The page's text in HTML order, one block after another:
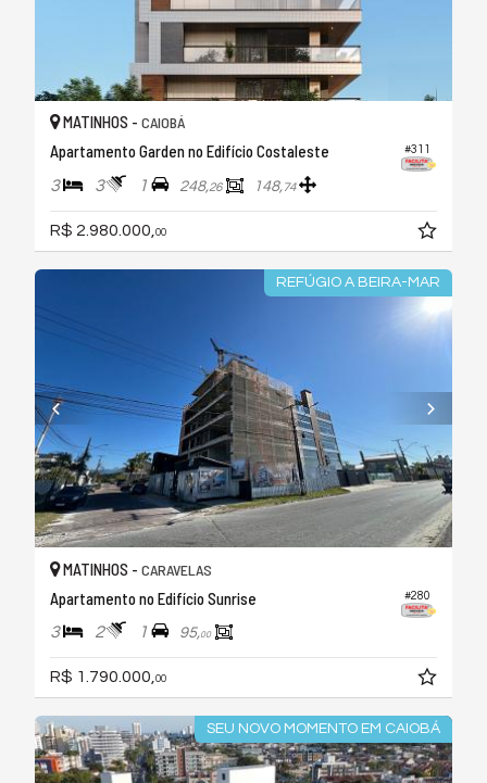
#311
MATINHOS - CAIOBÁ
Apartamento Garden no Edifício Costaleste
3 3 1 248,26 148,74
R$ 2.980.000,00
REFÚGIO A BEIRA-MAR
#280
MATINHOS - CARAVELAS
Apartamento no Edifício Sunrise
3 2 1 95,00
R$ 1.790.000, 00
SEU NOVO MOMENTO EM CAIOBÁ